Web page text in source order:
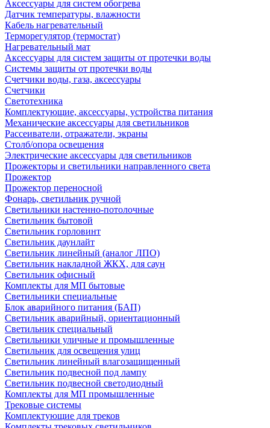
Аксессуары для систем обогрева
Датчик температуры, влажности
Кабель нагревательный
Терморегулятор (термостат)
Нагревательный мат
Аксессуары для систем защиты от протечки воды
Системы защиты от протечки воды
Счетчики воды, газа, аксессуары
Счетчики
Светотехника
Комплектующие, аксессуары, устройства питания
Механические аксессуары для светильников
Рассеиватели, отражатели, экраны
Столб/опора освещения
Электрические аксессуары для светильников
Прожекторы и светильники направленного света
Прожектор
Прожектор переносной
Фонарь, светильник ручной
Светильники настенно-потолочные
Светильник бытовой
Светильник горловинт
Светильник даунлайт
Светильник линейный (аналог ЛПО)
Светильник накладной ЖКХ, для саун
Светильник офисный
Комплекты для МП бытовые
Светильники специальные
Блок аварийного питания (БАП)
Светильник аварийный, ориентационный
Светильник специальный
Светильники уличные и промышленные
Светильник для освещения улиц
Светильник линейный влагозащищенный
Светильник подвесной под лампу
Светильник подвесной светодиодный
Комплекты для МП промышленные
Трековые системы
Комплектующие для треков